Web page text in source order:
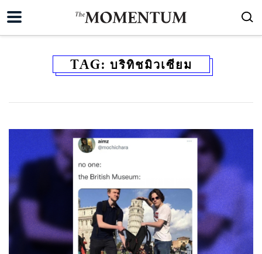
TAG: บริทิชมิวเซียม